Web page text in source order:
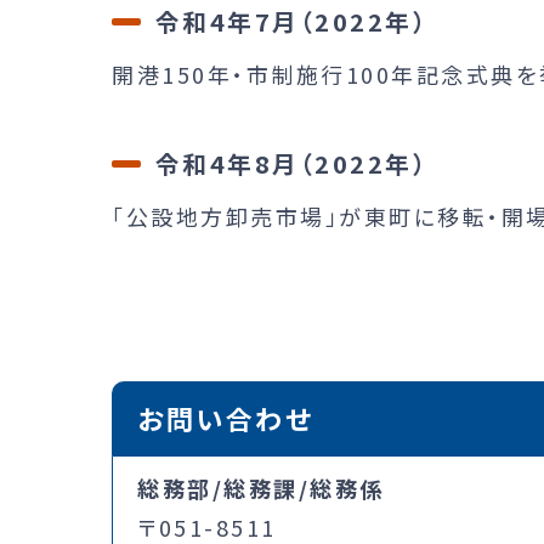
令和4年7月（2022年）
開港150年・市制施行100年記念式典を
令和4年8月（2022年）
「公設地方卸売市場」が東町に移転・開
お問い合わせ
総務部/総務課/総務係
〒051-8511